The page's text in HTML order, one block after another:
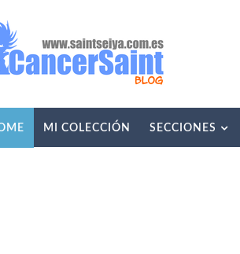
MI COLECCIÓN SECCIONES